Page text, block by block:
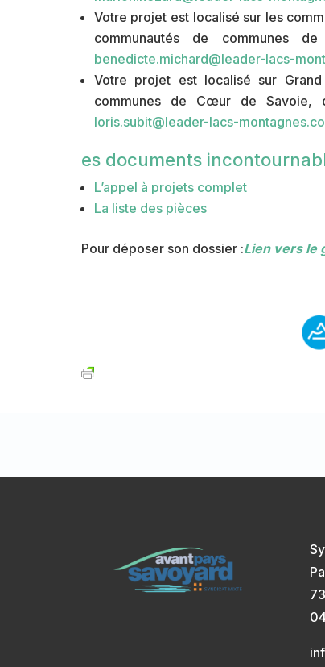
Votre projet est localisé sur les
communautés de communes
benedicte.michard@leader-lacs-
Votre projet est localisé sur
communes de Cœur de Savoie,
loris.subit@leader-lacs-
es documents
L’appel à projets complet
La liste des pièces
Pour déposer son dossier :Lien vers le